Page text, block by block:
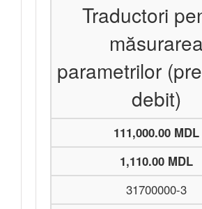
Traductori
măsurarea
parametrilor
debit)
111,000.00 MDL
1,110.00 MDL
31700000-3